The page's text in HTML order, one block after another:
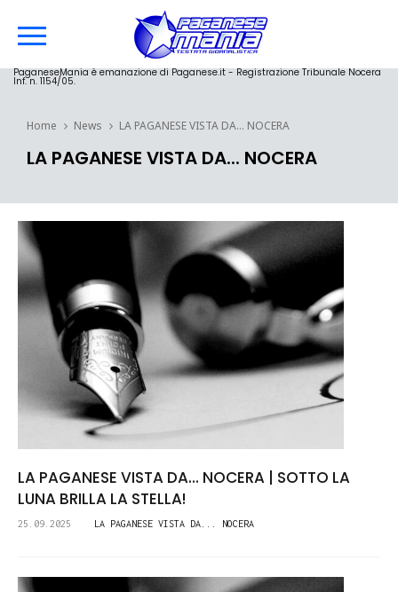
PaganeseMania è emanazione di Paganese.it - Registrazione Tribunale Nocera
Inf. n. 1154/05.
Home News LA PAGANESE VISTA DA... NOCERA
LA PAGANESE VISTA DA... NOCERA
LA PAGANESE VISTA DA... NOCERA | SOTTO LA
LUNA BRILLA LA STELLA!
25.09.2025 LA PAGANESE VISTA DA... NOCERA